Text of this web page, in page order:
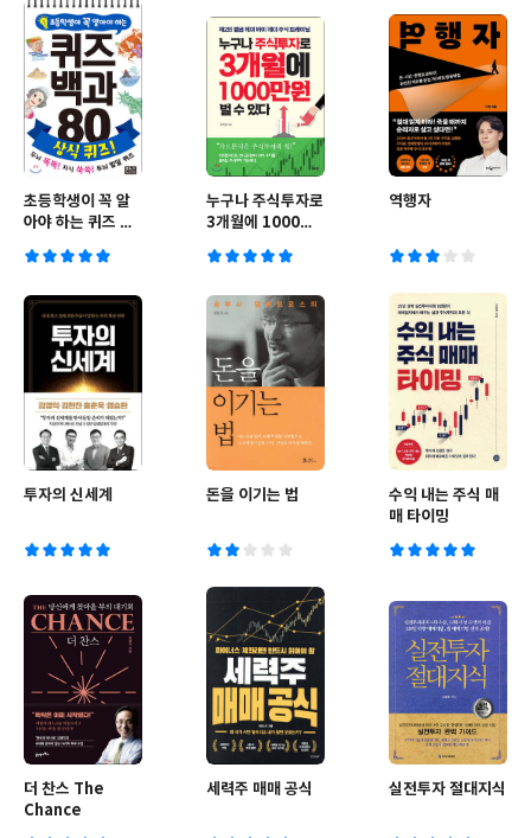
초등학생이 꼭 알
아야 하는 퀴즈 백
누구나 주식투자로
3개월에 1000만
역행자
투자의 신세계 돈을 이기는 법
수익 내는 주식 매
매 타이밍
더 찬스 The
Chance
세력주 매매 공식 실전투자 절대지식